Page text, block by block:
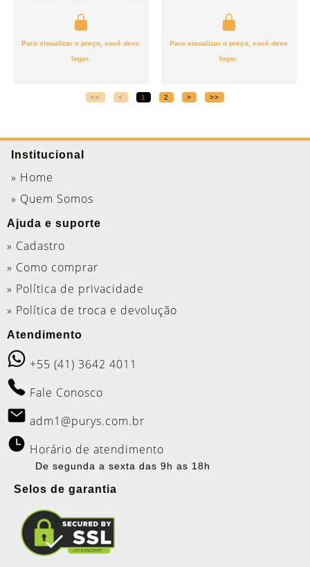
Para visualizar o preço, você deve
logar.
Para visualizar o preço, você deve
logar.
<< < 1 2 > >>
Institucional
» Home
» Quem Somos
Ajuda e suporte
» Cadastro
» Como comprar
» Política de privacidade
» Política de troca e devolução
Atendimento
+55 (41) 3642 4011
Fale Conosco
adm1@purys.com.br
Horário de atendimento
De segunda a sexta das 9h as 18h
Selos de garantia